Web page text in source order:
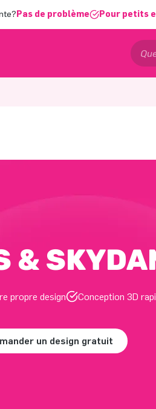
Pas de problème Pour petits
&
propre design Conception 3D
un design gratuit